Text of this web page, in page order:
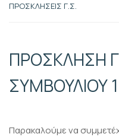
ΠΡΟΣΚΛΗΣΕΙΣ Γ.Σ.
ΠΡΟΣΚΛΗΣΗ
ΣΥΜΒΟΥΛΙΟΥ
Παρακαλούμε να